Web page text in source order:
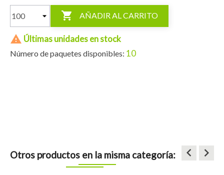
 AÑADIR AL CARRITO
 Últimas unidades en stock
Número de paquetes disponibles: 10
Otros productos en la misma categoría: keyboard_arrow_left keyboard_arrow_right